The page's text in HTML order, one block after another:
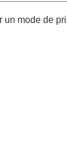
mode de